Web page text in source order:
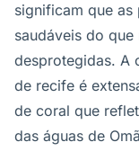
significam que
saudáveis do que
desprotegidas. A
de recife é
de coral que
das águas de